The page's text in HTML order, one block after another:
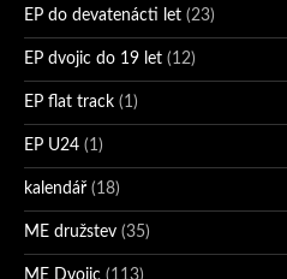
EP do devatenácti let (23)
EP dvojic do 19 let (12)
EP flat track (1)
EP U24 (1)
kalendář (18)
ME družstev (35)
ME Dvojic (113)